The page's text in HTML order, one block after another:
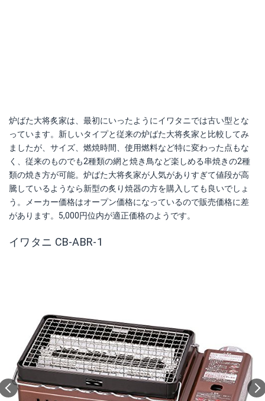
炉ばた大将炙家は、最初にいったようにイワタニでは古い型とな
っています。新しいタイプと従来の炉ばた大将炙家と比較してみ
ましたが、サイズ、燃焼時間、使用燃料など特に変わった点もな
く、従来のものでも2種類の網と焼き鳥など楽しめる串焼きの2種
類の焼き方が可能。炉ばた大将炙家が人気がありすぎて値段が高
騰しているようなら新型の炙り焼器の方を購入しても良いでしょ
う。メーカー価格はオープン価格になっているので販売価格に差
があります。5,000円位内が適正価格のようです。
イワタニ CB-ABR-1